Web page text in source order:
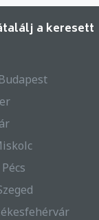
a keresett